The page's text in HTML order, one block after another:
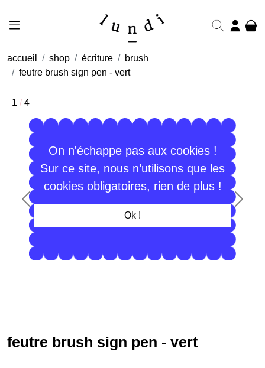
On n'échappe pas aux cookies !
Sur ce site, nous n’utilisons que les
cookies obligatoires, rien de plus !
Ok !
accueil shop écriture
brush
feutre brush sign pen - vert
1 / 4
Précédent
feutre brush sign pen - vert